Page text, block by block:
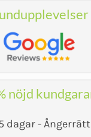
nöjd
dagar - Ångerrätt